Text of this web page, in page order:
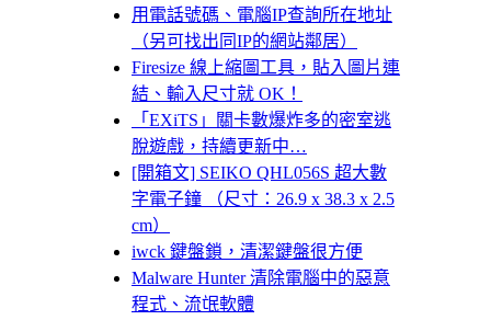
用電話號碼、電腦IP查詢所在地址
（另可找出同IP的網站鄰居）
Firesize 線上縮圖工具，貼入圖片連
結、輸入尺寸就 OK！
「EXiTS」關卡數爆炸多的密室逃
脫遊戲，持續更新中…
[開箱文] SEIKO QHL056S 超大數
字電子鐘 （尺寸：26.9 x 38.3 x 2.5
cm）
iwck 鍵盤鎖，清潔鍵盤很方便
Malware Hunter 清除電腦中的惡意
程式、流氓軟體